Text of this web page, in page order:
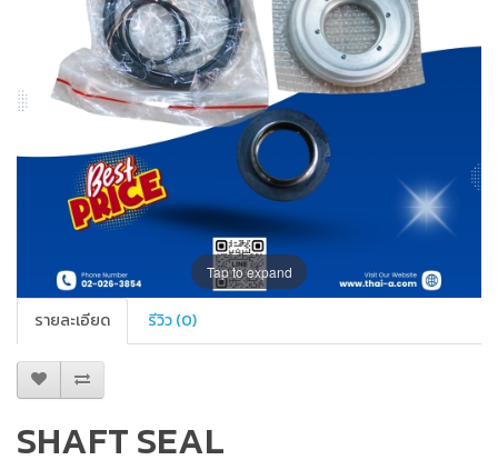
Tap to expand
รายละเอียด รีวิว (0)
SHAFT SEAL